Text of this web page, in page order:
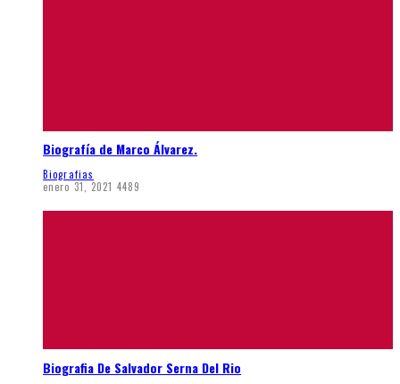
Biografía de Marco Álvarez.
Biografias
enero 31, 2021 4489
Biografia De Salvador Serna Del Rio